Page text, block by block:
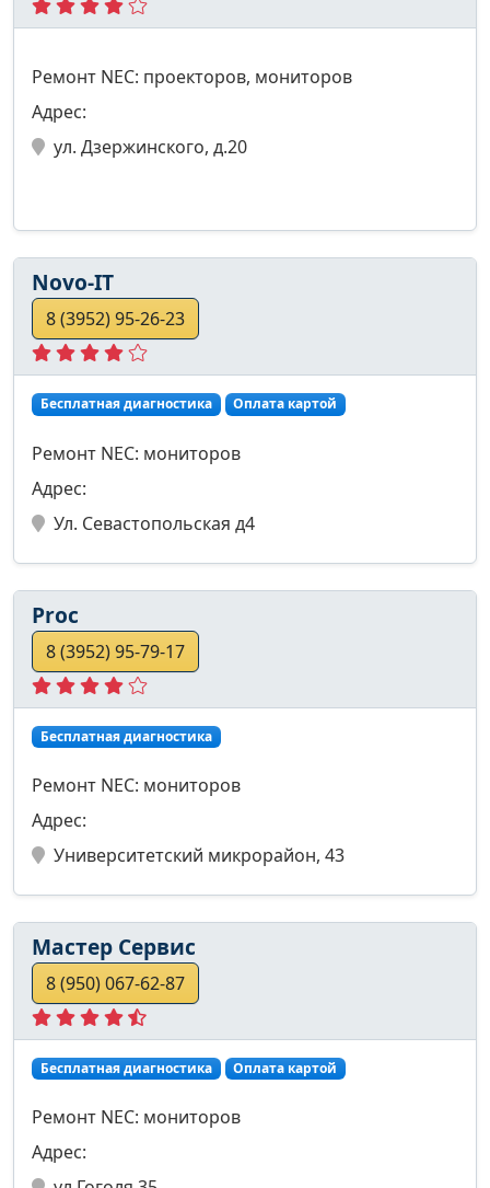
Ремонт NEC: проекторов, мониторов
Адрес:
ул. Дзержинского, д.20
Novo-IT
8 (3952) 95-26-23
Бесплатная диагностика Оплата картой
Ремонт NEC: мониторов
Адрес:
Ул. Севастопольская д4
Proc
8 (3952) 95-79-17
Бесплатная диагностика
Ремонт NEC: мониторов
Адрес:
Университетский микрорайон, 43
Мастер Сервис
8 (950) 067-62-87
Бесплатная диагностика Оплата картой
Ремонт NEC: мониторов
Адрес: